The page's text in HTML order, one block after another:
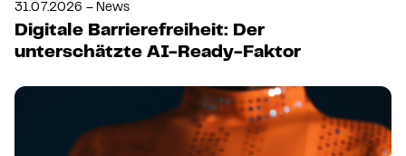
31.07.2026 – News
Digitale Barrierefreiheit: Der
unterschätzte AI-Ready-Faktor